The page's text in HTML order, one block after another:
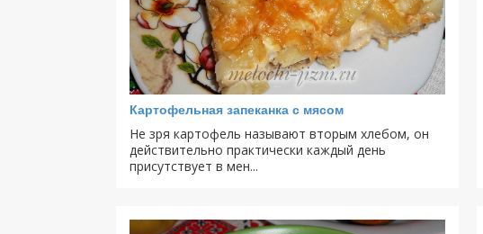
Картофельная запеканка с мясом
Не зря картофель называют вторым хлебом, он
действительно практически каждый день
присутствует в мен...